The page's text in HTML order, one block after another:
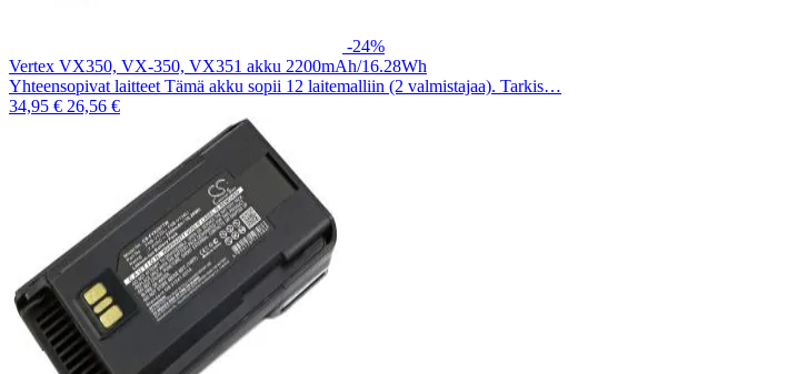
-24%
Vertex VX350, VX-350, VX351 akku 2200mAh/16.28Wh
Yhteensopivat laitteet Tämä akku sopii 12 laitemalliin (2 valmistajaa). Tarkis…
34,95 € 26,56 €